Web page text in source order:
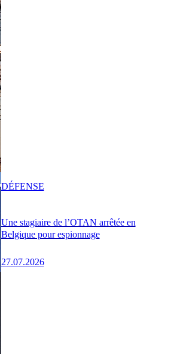
Une stagiaire de l’OTAN arrêtée en
Belgique pour espionnage
27.07.2026
DÉFENSE